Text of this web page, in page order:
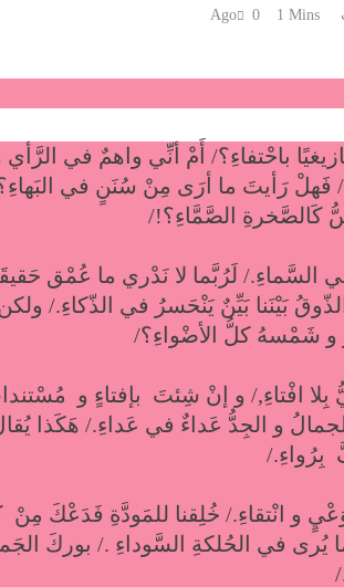
0 1 Mins
باحْتفاءِ؟/ أَمْ أنِّي واهمٌ في
فَهلْ رَأيتَ ما أرَى مِنْ سُنَنٍ في
كَالصَّخرةِ الصَّمَّاءِ؟!/
السَّماءِ./ لَرُبَّما لا نَدْري ما عُمْق
بَيْنَنا بَيِّنٌ يَنْحَسرُ في الذّكاءِ./
و شَمْسهُ كلُّ الأضْواءِ؟/
بِلا افْتاءِ,/ و إنْ شِئتَ بإفتاءٍ و
و الجِدُّ عَداءٌ في عَداءِ./ هَكَذا
بِرُواءِ./
و انْتقاءِ./ خُلِقنا للمَودَّةِ فَدَعْكَ مِنْ
يُرى في الحُلكةِ السَّوداءِ ./ بوركَ